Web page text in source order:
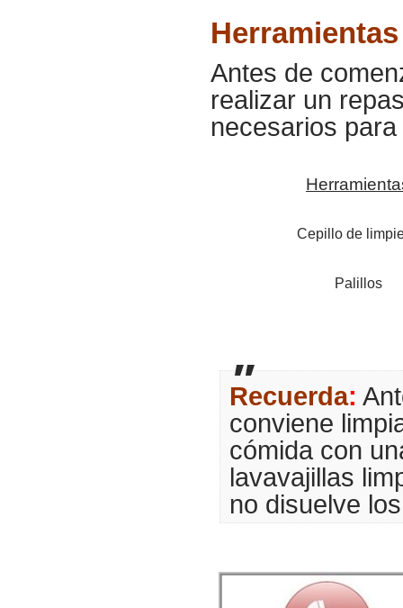
Antes de
realizar un
necesarios
Cepillo de
Palillos
Recuerda:
conviene
cómida con
lavavajillas
no disuelve